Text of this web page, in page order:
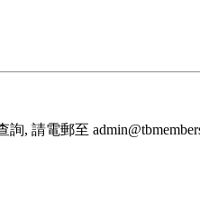
, 請電郵至